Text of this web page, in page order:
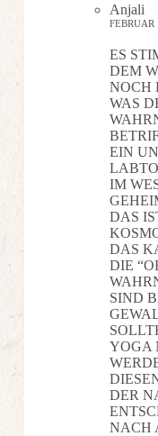
Anjali
FEBRUAR
ES
DEM
NOCH
WAS
EIN
IM
DAS
DAS
DIE
SIND
YOGA
DER
NACH